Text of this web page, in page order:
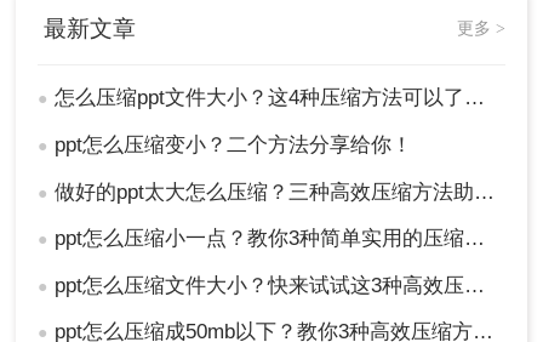
最新文章 更多 >
● 怎么压缩ppt文件大小？这4种压缩方法可以了解下！
● ppt怎么压缩变小？二个方法分享给你！
● 做好的ppt太大怎么压缩？三种高效压缩方法助你轻松减负!
● ppt怎么压缩小一点？教你3种简单实用的压缩方法!
● ppt怎么压缩文件大小？快来试试这3种高效压缩方法！
● ppt怎么压缩成50mb以下？教你3种高效压缩方法！